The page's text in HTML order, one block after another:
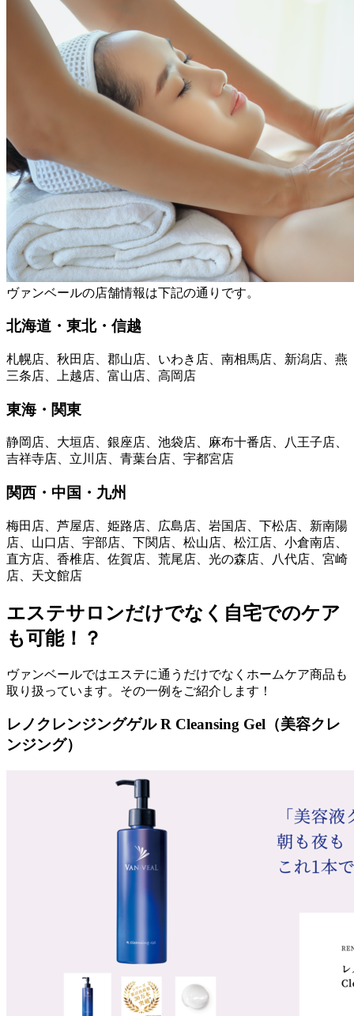
ヴァンベールの店舗情報は下記の通りです。
北海道・東北・信越
札幌店、秋田店、郡山店、いわき店、南相馬店、新潟店、燕
三条店、上越店、富山店、高岡店
東海・関東
静岡店、大垣店、銀座店、池袋店、麻布十番店、八王子店、
吉祥寺店、立川店、青葉台店、宇都宮店
関西・中国・九州
梅田店、芦屋店、姫路店、広島店、岩国店、下松店、新南陽
店、山口店、宇部店、下関店、松山店、松江店、小倉南店、
直方店、香椎店、佐賀店、荒尾店、光の森店、八代店、宮崎
店、天文館店
エステサロンだけでなく自宅でのケア
も可能！？
ヴァンベールではエステに通うだけでなくホームケア商品も
取り扱っています。その一例をご紹介します！
レノクレンジングゲル R Cleansing Gel（美容クレ
ンジング）